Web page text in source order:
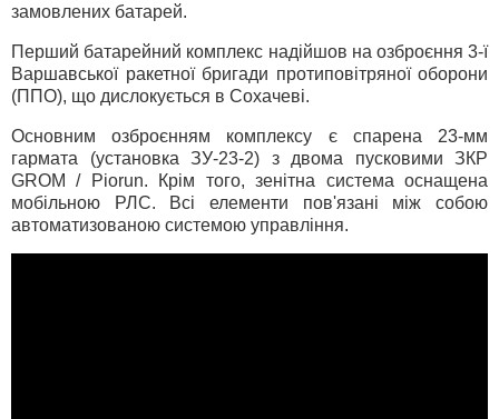
замовлених батарей.
Перший батарейний комплекс надійшов на озброєння 3-ї
Варшавської ракетної бригади протиповітряної оборони
(ППО), що дислокується в Сохачеві.
Основним озброєнням комплексу є спарена 23-мм
гармата (установка ЗУ-23-2) з двома пусковими ЗКР
GROM / Piorun. Крім того, зенітна система оснащена
мобільною РЛС. Всі елементи пов'язані між собою
автоматизованою системою управління.